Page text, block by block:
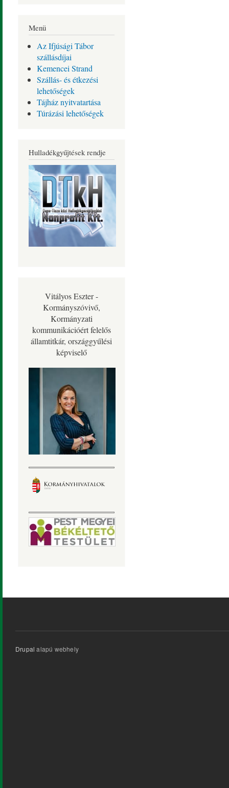
Menü
Az Ifjúsági Tábor
szállásdíjai
Kemencei Strand
Szállás- és étkezési
lehetőségek
Tájház nyitvatartása
Túrázási lehetőségek
Hulladékgyűjtések rendje
Vitályos Eszter -
Kormányszóvivő,
Kormányzati
kommunikációért felelős
államtitkár, országgyűlési
képviselő
Drupal alapú webhely